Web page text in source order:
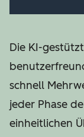
Die KI-
schnell
jeder Phase
einheitlichen